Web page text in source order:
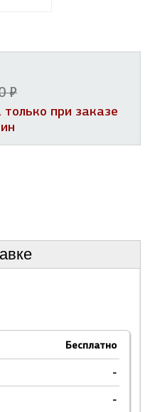
₽
при заказе
Бесплатно
-
-